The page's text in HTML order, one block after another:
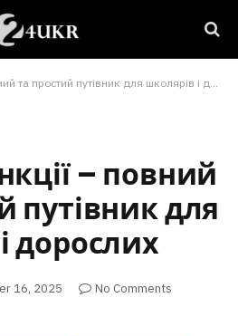
простий путівник для школярів і дорослих
– повний
путівник для
дорослих
16, 2025
No Comments